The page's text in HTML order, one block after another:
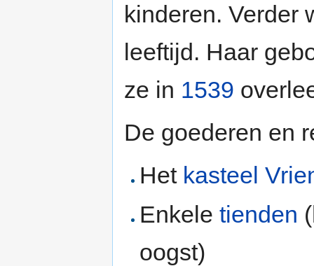
kinderen. Verder
leeftijd. Haar
ze in 1539
De goederen en
Het kasteel
Enkeletienden
oogst)